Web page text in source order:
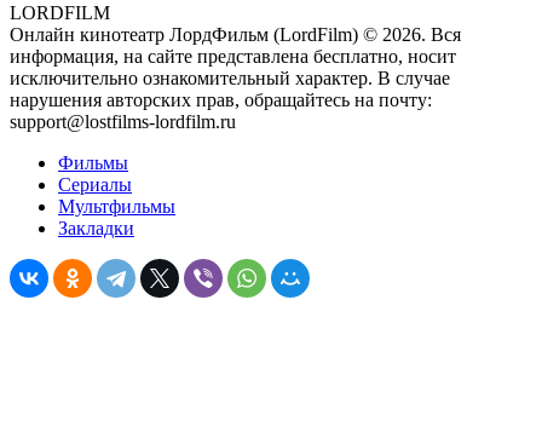
LORDFILM
Онлайн кинотеатр ЛордФильм (LordFilm) © 2026. Вся
информация, на сайте представлена бесплатно, носит
исключительно ознакомительный характер. В случае
нарушения авторских прав, обращайтесь на почту:
support@lostfilms-lordfilm.ru
Фильмы
Сериалы
Мультфильмы
Закладки